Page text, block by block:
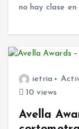
no hay clase
ietria
10 views
Avella